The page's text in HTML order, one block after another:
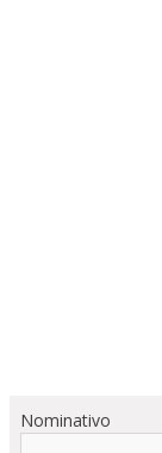
Nominativo